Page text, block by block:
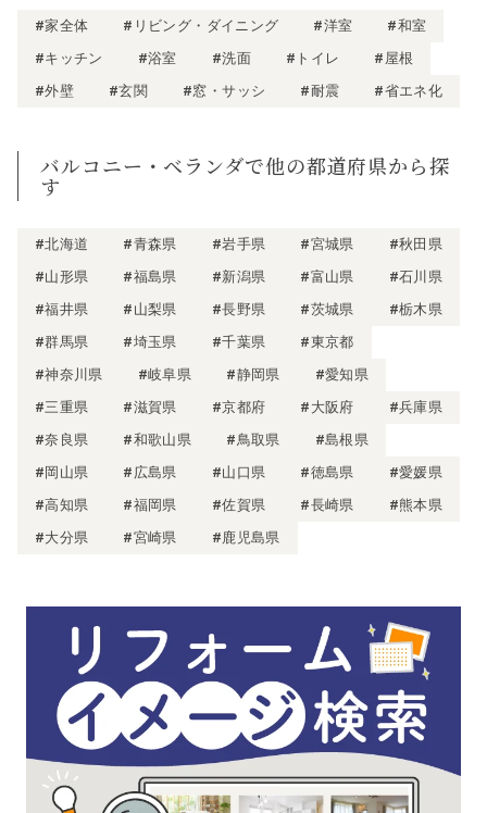
#家全体 #リビング・ダイニング #洋室
#和室
#キッチン
#浴室 #洗面 #トイレ
#屋根
#外壁
#玄関 #窓・サッシ #耐震 #省エネ化
バルコニー・ベランダで他の都道府県から探
す
#北海道 #青森県 #岩手県 #宮城県
#秋田県
#山形県
#福島県 #新潟県 #富山県
#石川県
#福井県
#山梨県 #長野県 #茨城県
#栃木県
#群馬県
#埼玉県 #千葉県
#東京都
#神奈川県
#岐阜県 #静岡県
#愛知県
#三重県
#滋賀県 #京都府 #大阪府
#兵庫県
#奈良県
#和歌山県 #鳥取県
#島根県
#岡山県
#広島県 #山口県 #徳島県
#愛媛県
#高知県
#福岡県 #佐賀県 #長崎県
#熊本県
#大分県
#宮崎県 #鹿児島県